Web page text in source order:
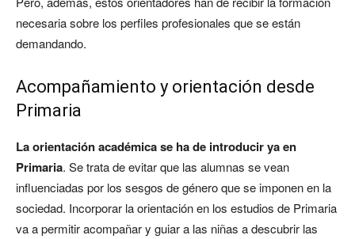
necesaria sobre los perfiles profesionales que se están
demandando.
Acompañamiento y orientación desde
Primaria
La orientación académica se ha de introducir ya en
Primaria. Se trata de evitar que las alumnas se vean
influenciadas por los sesgos de género que se imponen en la
sociedad. Incorporar la orientación en los estudios de Primaria
va a permitir acompañar y guiar a las niñas a descubrir las